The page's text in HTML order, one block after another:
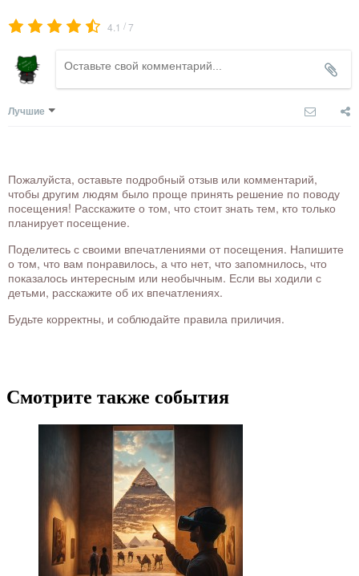
4.1 /7
Лучшие
Пожалуйста, оставьте подробный отзыв или комментарий,
чтобы другим людям было проще принять решение по поводу
посещения! Расскажите о том, что стоит знать тем, кто только
планирует посещение.
Поделитесь с своими впечатлениями от посещения. Напишите
о том, что вам понравилось, а что нет, что запомнилось, что
показалось интересным или необычным. Если вы ходили с
детьми, расскажите об их впечатлениях.
Будьте корректны, и соблюдайте правила приличия.
Смотрите также события